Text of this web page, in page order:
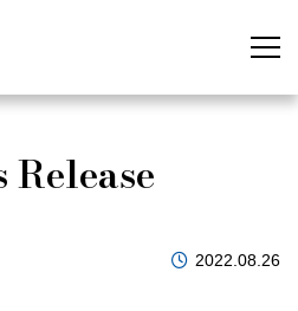
Release
2022.08.26